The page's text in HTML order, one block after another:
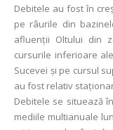
Debitele au fost în
pe râurile din
afluenții Oltului din
cursurile inferioare
Sucevei și pe cursul
au fost relativ
Debitele se situează
mediile multianuale